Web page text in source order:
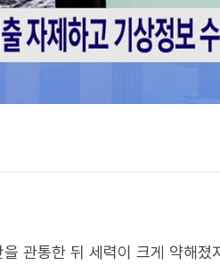
관통한 뒤 세력이 크게 약해